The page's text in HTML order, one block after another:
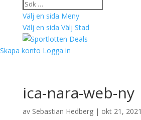
Välj en sida Meny
Välj en sida Välj Stad
Skapa konto Logga in
ica-nara-web-ny
av Sebastian Hedberg| okt 21, 2021